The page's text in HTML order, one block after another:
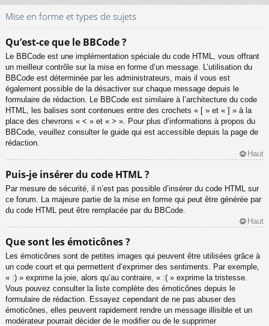
Mise en forme et types de sujets
Qu’est-ce que le BBCode ?
Le BBCode est une implémentation spéciale du code HTML, vous offrant
un meilleur contrôle sur la mise en forme d’un message. L’utilisation du
BBCode est déterminée par les administrateurs, mais il vous est
également possible de la désactiver sur chaque message depuis le
formulaire de rédaction. Le BBCode est similaire à l’architecture du code
HTML, les balises sont contenues entre des crochets « [ » et « ] » à la
place des chevrons « < » et « > ». Pour plus d’informations à propos du
BBCode, veuillez consulter le guide qui est accessible depuis la page de
rédaction.
Haut
Puis-je insérer du code HTML ?
Par mesure de sécurité, il n’est pas possible d’insérer du code HTML sur
ce forum. La majeure partie de la mise en forme qui peut être générée par
du code HTML peut être remplacée par du BBCode.
Haut
Que sont les émoticônes ?
Les émoticônes sont de petites images qui peuvent être utilisées grâce à
un code court et qui permettent d’exprimer des sentiments. Par exemple,
« :) » exprime la joie, alors qu’au contraire, « :( » exprime la tristesse.
Vous pouvez consulter la liste complète des émoticônes depuis le
formulaire de rédaction. Essayez cependant de ne pas abuser des
émoticônes, elles peuvent rapidement rendre un message illisible et un
modérateur pourrait décider de le modifier ou de le supprimer